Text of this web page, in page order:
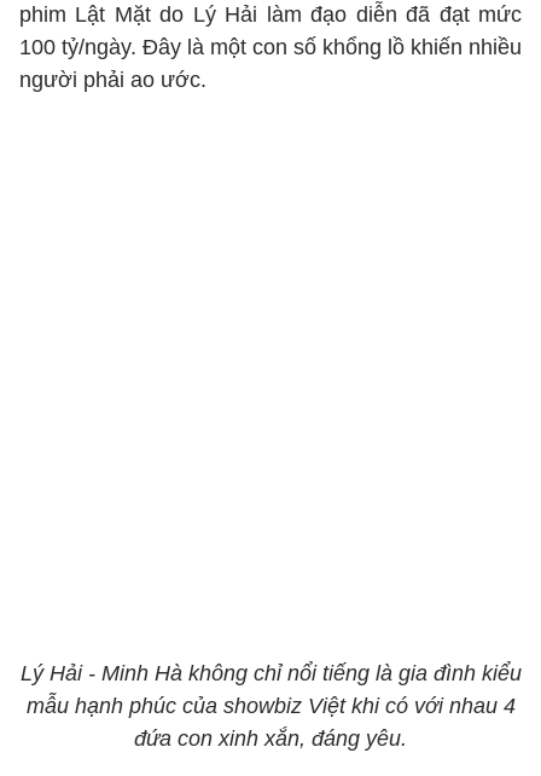
phim Lật Mặt do Lý Hải làm đạo diễn đã đạt mức
100 tỷ/ngày. Đây là một con số khổng lồ khiến nhiều
người phải ao ước.
Lý Hải - Minh Hà không chỉ nổi tiếng là gia đình kiểu
mẫu hạnh phúc của showbiz Việt khi có với nhau 4
đứa con xinh xắn, đáng yêu.